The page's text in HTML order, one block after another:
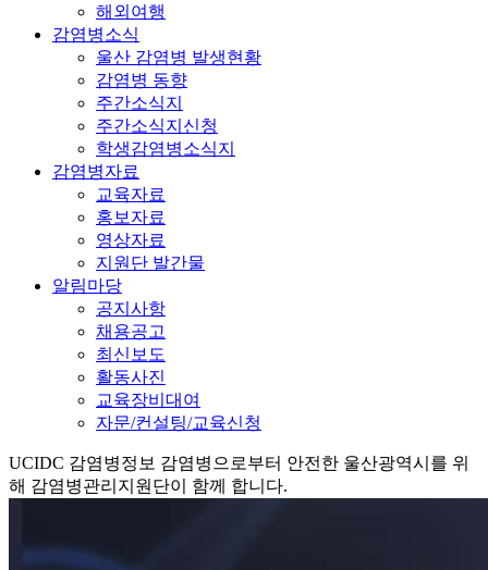
해외여행
감염병소식
울산 감염병 발생현황
감염병 동향
주간소식지
주간소식지신청
학생감염병소식지
감염병자료
교육자료
홍보자료
영상자료
지원단 발간물
알림마당
공지사항
채용공고
최신보도
활동사진
교육장비대여
자문/컨설팅/교육신청
UCIDC 감염병정보 감염병으로부터 안전한 울산광역시를 위
해 감염병관리지원단이 함께 합니다.